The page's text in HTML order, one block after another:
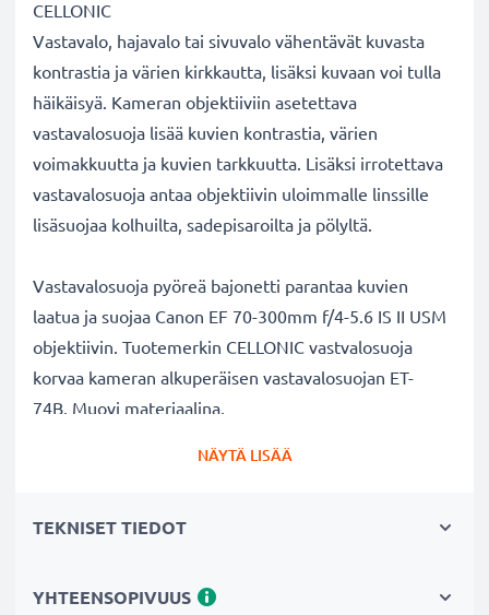
CELLONIC
Vastavalo, hajavalo tai sivuvalo vähentävät kuvasta
kontrastia ja värien kirkkautta, lisäksi kuvaan voi tulla
häikäisyä. Kameran objektiiviin asetettava
vastavalosuoja lisää kuvien kontrastia, värien
voimakkuutta ja kuvien tarkkuutta. Lisäksi irrotettava
vastavalosuoja antaa objektiivin uloimmalle linssille
lisäsuojaa kolhuilta, sadepisaroilta ja pölyltä.
Vastavalosuoja pyöreä bajonetti parantaa kuvien
laatua ja suojaa Canon EF 70-300mm f/4-5.6 IS II USM
objektiivin. Tuotemerkin CELLONIC vastvalosuoja
korvaa kameran alkuperäisen vastavalosuojan ET-
74B. Muovi materiaalina.
✔ 100% yhteensopiva Canon kameraan
✔ Sopii objektiiveihin: zoomobjektiivi, teleobjektiivi,
NÄYTÄ LISÄÄ
TEKNISET TIEDOT
YHTEENSOPIVUUS